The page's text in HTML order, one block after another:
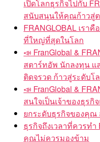
เปิดโลกธุรกิจไปกับ
สนับสนุนให้คุณก้าวสู่ต
FRANGLOBAL เรา
ที่ใหญ่ที่สุดในโลก
📣 FranGlobal &
สตาร์ทอัพ นักลงทุน แ
ติดจรวด ก้าวสู่ระดับโ
📣 FranGlobal &
สนใจเป็นเจ้าของธุร
ยกระดับธุรกิจของคุณ
ธุรกิจถึงเวลาที่ควรท
คุณไม่ควรมองข้าม